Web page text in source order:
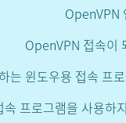
OpenVPN
OpenVPN 접속이
는 윈도우용 접속 프
속 프로그램을 사용하